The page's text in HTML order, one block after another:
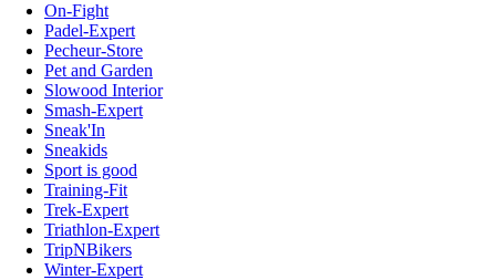
On-Fight
Padel-Expert
Pecheur-Store
Pet and Garden
Slowood Interior
Smash-Expert
Sneak'In
Sneakids
Sport is good
Training-Fit
Trek-Expert
Triathlon-Expert
TripNBikers
Winter-Expert